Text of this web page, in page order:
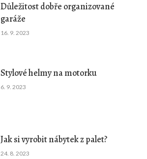
Důležitost dobře organizované
garáže
16. 9. 2023
Stylové helmy na motorku
6. 9. 2023
Jak si vyrobit nábytek z palet?
24. 8. 2023